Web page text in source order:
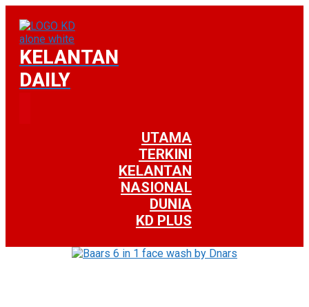
KELANTAN
DAILY
UTAMA
TERKINI
KELANTAN
NASIONAL
DUNIA
KD PLUS